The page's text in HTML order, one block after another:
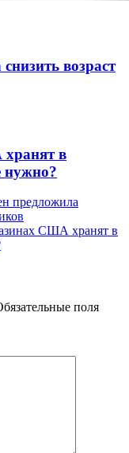
возраст
в
нужно?
предложила
США хранят в
поля